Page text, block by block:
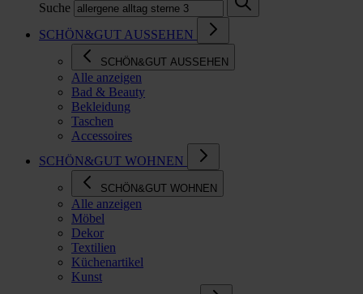
Suche
SCHÖN&GUT AUSSEHEN
SCHÖN&GUT AUSSEHEN
Alle anzeigen
Bad & Beauty
Bekleidung
Taschen
Accessoires
SCHÖN&GUT WOHNEN
SCHÖN&GUT WOHNEN
Alle anzeigen
Möbel
Dekor
Textilien
Küchenartikel
Kunst